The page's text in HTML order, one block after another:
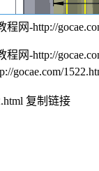
网-http://
网-http://
gocae.com/
复制链接